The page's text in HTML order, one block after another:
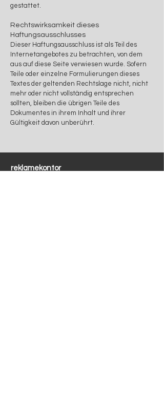
gestattet.
Rechtswirksamkeit dieses
Haftungsausschlusses
Dieser Haftungsausschluss ist als Teil des
Internetangebotes zu betrachten, von dem
aus auf diese Seite verwiesen wurde. Sofern
Teile oder einzelne Formulierungen dieses
Textes der geltenden Rechtslage nicht, nicht
mehr oder nicht vollständig entsprechen
sollten, bleiben die übrigen Teile des
Dokumentes in ihrem Inhalt und ihrer
Gültigkeit davon unberührt.
reklamekontor